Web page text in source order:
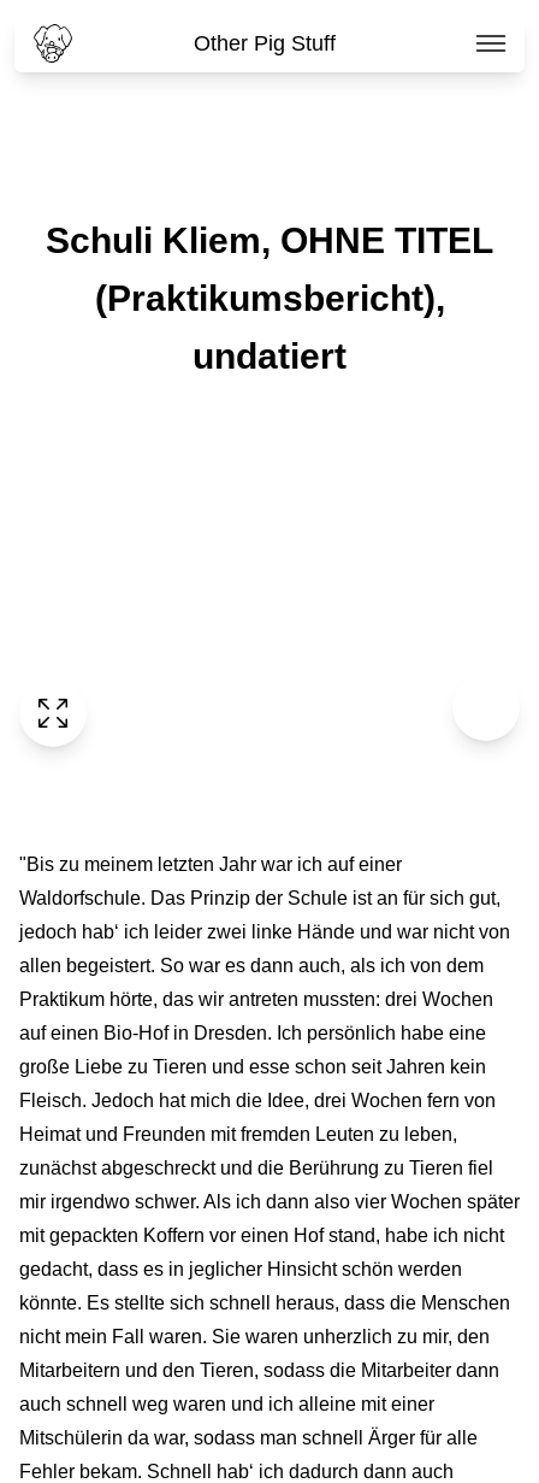
Other Pig Stuff
Schuli Kliem, OHNE TITEL
(Praktikumsbericht),
undatiert
"Bis zu meinem letzten Jahr war ich auf einer
Waldorfschule. Das Prinzip der Schule ist an für sich gut,
jedoch hab‘ ich leider zwei linke Hände und war nicht von
allen begeistert. So war es dann auch, als ich von dem
Praktikum hörte, das wir antreten mussten: drei Wochen
auf einen Bio-Hof in Dresden. Ich persönlich habe eine
große Liebe zu Tieren und esse schon seit Jahren kein
Fleisch. Jedoch hat mich die Idee, drei Wochen fern von
Heimat und Freunden mit fremden Leuten zu leben,
zunächst abgeschreckt und die Berührung zu Tieren fiel
mir irgendwo schwer. Als ich dann also vier Wochen später
mit gepackten Koffern vor einen Hof stand, habe ich nicht
gedacht, dass es in jeglicher Hinsicht schön werden
könnte. Es stellte sich schnell heraus, dass die Menschen
nicht mein Fall waren. Sie waren unherzlich zu mir, den
Mitarbeitern und den Tieren, sodass die Mitarbeiter dann
auch schnell weg waren und ich alleine mit einer
Mitschülerin da war, sodass man schnell Ärger für alle
Fehler bekam. Schnell hab‘ ich dadurch dann auch